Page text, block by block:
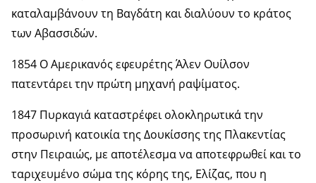
καταλαμβάνουν τη Βαγδάτη και διαλύουν το κράτος
των Αβασσιδών.
1854 Ο Αμερικανός εφευρέτης Άλεν Ουίλσον
πατεντάρει την πρώτη μηχανή ραψίματος.
1847 Πυρκαγιά καταστρέφει ολοκληρωτικά την
προσωρινή κατοικία της Δουκίσσης της Πλακεντίας
στην Πειραιώς, με αποτέλεσμα να αποτεφρωθεί και το
ταριχευμένο σώμα της κόρης της, Ελίζας, που η